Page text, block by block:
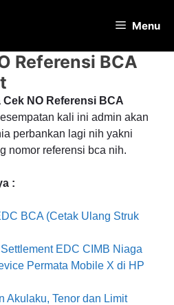
Menu
Referensi BCA
NO Referensi BCA
kali ini admin akan
perbankan lagi nih yakni
nomor referensi bca nih.
:
BCA (Cetak Ulang Struk
EDC CIMB Niaga
Permata Mobile X di HP
Akulaku, Tenor dan Limit